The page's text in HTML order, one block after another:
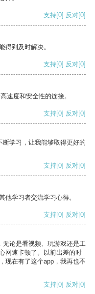
支持[0] 反对[0]
得到及时解决。
支持[0] 反对[0]
速度和安全性的连接。
支持[0] 反对[0]
学习，让我能够取得更好的
支持[0] 反对[0]
他学习者交流学习心得。
支持[0] 反对[0]
无论是看视频、玩游戏还是工
网速卡顿了。以前出差的时
现在有了这个app，我再也不
支持[0] 反对[0]